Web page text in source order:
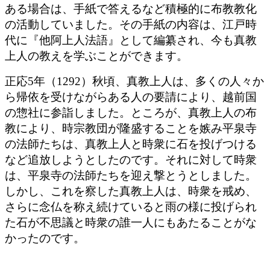
ある場合は、手紙で答えるなど積極的に布教教化
の活動していました。その手紙の内容は、江戸時
代に『他阿上人法語』として編纂され、今も真教
上人の教えを学ぶことができます。
正応5年（1292）秋頃、真教上人は、多くの人々か
ら帰依を受けながらある人の要請により、越前国
の惣社に参詣しました。ところが、真教上人の布
教により、時宗教団が隆盛することを嫉み平泉寺
の法師たちは、真教上人と時衆に石を投げつける
など追放しようとしたのです。それに対して時衆
は、平泉寺の法師たちを迎え撃とうとしました。
しかし、これを察した真教上人は、時衆を戒め、
さらに念仏を称え続けていると雨の様に投げられ
た石が不思議と時衆の誰一人にもあたることがな
かったのです。